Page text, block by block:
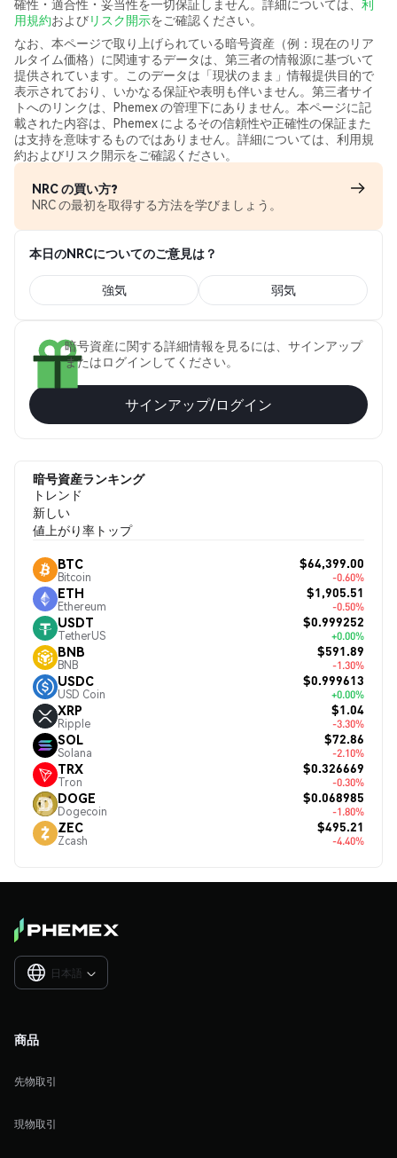
確性・適合性・妥当性を一切保証しません。詳細については、 利
用規約およびリスク開示をご確認ください。
なお、本ページで取り上げられている暗号資産（例：現在のリア
ルタイム価格）に関連するデータは、第三者の情報源に基づいて
提供されています。このデータは「現状のまま」情報提供目的で
表示されており、いかなる保証や表明も伴いません。第三者サイ
トへのリンクは、Phemex の管理下にありません。本ページに記
載された内容は、Phemex によるその信頼性や正確性の保証また
は支持を意味するものではありません。詳細については、利用規
約およびリスク開示をご確認ください。
NRC の買い方?
NRC の最初を取得する方法を学びましょう。
本日のNRCについてのご意見は？
強気 弱気
暗号資産に関する詳細情報を見るには、サインアップ
またはログインしてください。
サインアップ/ログイン
暗号資産ランキング
トレンド
新しい
値上がり率トップ
BTC
Bitcoin
$64,399.00
-0.60%
ETH
Ethereum
$1,905.51
-0.50%
USDT
TetherUS
$0.999252
+0.00%
BNB
BNB
$591.89
-1.30%
USDC
USD Coin
$0.999613
+0.00%
XRP
Ripple
$1.04
-3.30%
SOL
Solana
$72.86
-2.10%
TRX
Tron
$0.326669
-0.30%
DOGE
Dogecoin
$0.068985
-1.80%
ZEC
Zcash
$495.21
-4.40%
日本語 
商品
先物取引
現物取引